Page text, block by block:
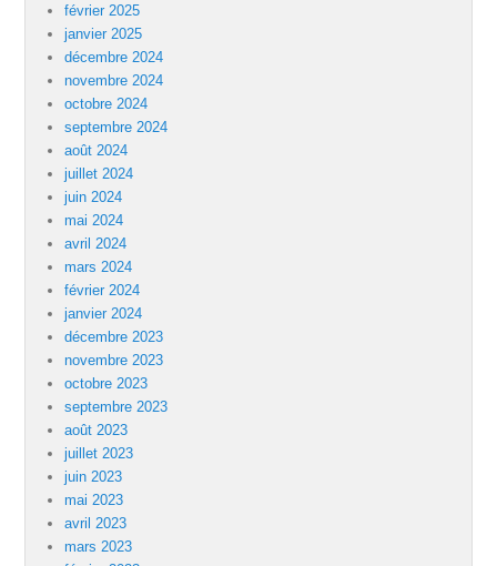
février 2025
janvier 2025
décembre 2024
novembre 2024
octobre 2024
septembre 2024
août 2024
juillet 2024
juin 2024
mai 2024
avril 2024
mars 2024
février 2024
janvier 2024
décembre 2023
novembre 2023
octobre 2023
septembre 2023
août 2023
juillet 2023
juin 2023
mai 2023
avril 2023
mars 2023